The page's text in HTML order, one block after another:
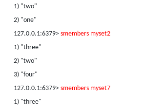
1) "two"
2) "one"
127.0.0.1:6379> smembers myset2
1) "three"
2) "two"
3) "four"
127.0.0.1:6379> smembers myset7
1) "three"